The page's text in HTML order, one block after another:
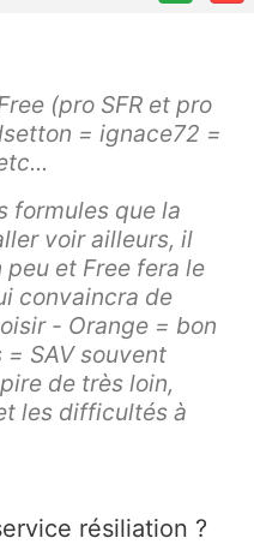
(pro SFR et pro
= ignace72 =
formules que la
voir ailleurs, il
et Free fera le
convaincra de
- Orange = bon
SAV souvent
de très loin,
les difficultés à
résiliation ?